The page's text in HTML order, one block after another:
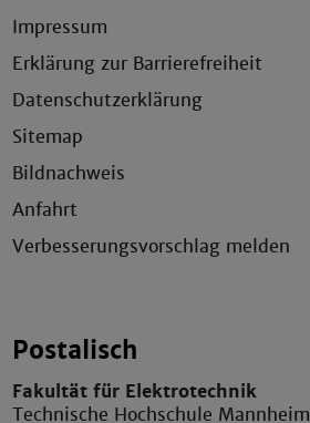
Impressum
Erklärung zur Barrierefreiheit
Datenschutzerklärung
Sitemap
Bildnachweis
Anfahrt
Verbesserungsvorschlag melden
Postalisch
Fakultät für Elektrotechnik
Technische Hochschule Mannheim